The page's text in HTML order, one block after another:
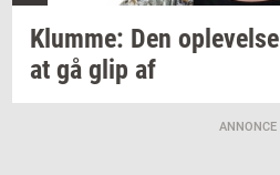
Klum­me: Den op­le­vel­se
at gå glip af
ANNONCE